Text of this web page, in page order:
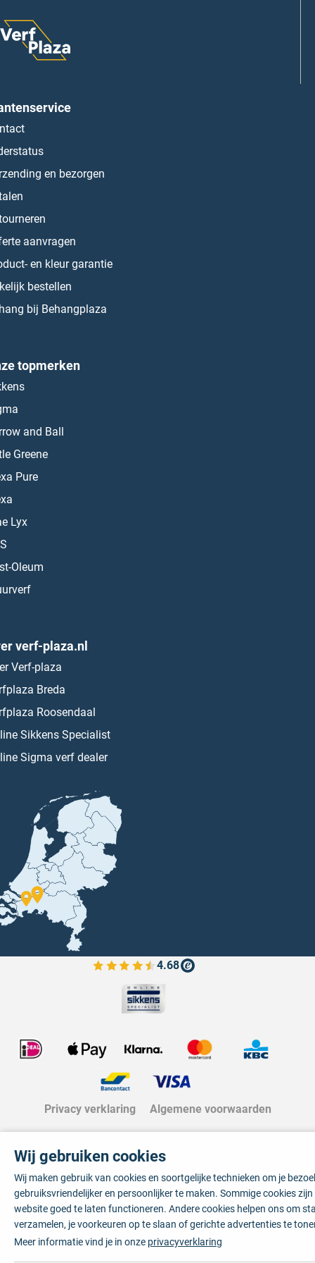
en bezorgen
aanvragen
en kleur garantie
bestellen
bij Behangplaza
topmerken
and Ball
Greene
Pure
Lyx
Oleum
verf-plaza.nl
Verf-plaza
Breda
Roosendaal
Sikkens Specialist
Sigma verf dealer
4.68
Bekijk de verfplaza beoordelingen
Privacy verklaring Algemene voorwaarden
Wij gebruiken cookies
Wij maken gebruik van cookies en soortgelijke technieken om je
gebruiksvriendelijker en persoonlijker te maken. Sommige cookies
website goed te laten functioneren. Andere cookies helpen ons om
verzamelen, je voorkeuren op te slaan of gerichte advertenties te
Meer informatie vind je in onze privacyverklaring